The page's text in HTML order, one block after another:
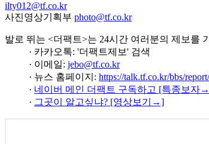
ilty012@tf.co.kr
사진영상기획부 photo@tf.co.kr
발로 뛰는 <더팩트>는 24시간 여러분의 제보를
· 카카오톡: '더팩트제보' 검색
· 이메일: jebo@tf.co.kr
· 뉴스 홈페이지: https://talk.tf.co.kr/bbs/
· 네이버 메인 더팩트 구독하고 [특종보자
· 그곳이 알고싶냐? [영상보기→]